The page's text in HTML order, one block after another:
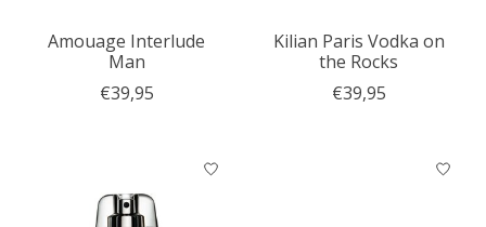
Amouage Interlude
Man
€39,95
Kilian Paris Vodka on
the Rocks
€39,95